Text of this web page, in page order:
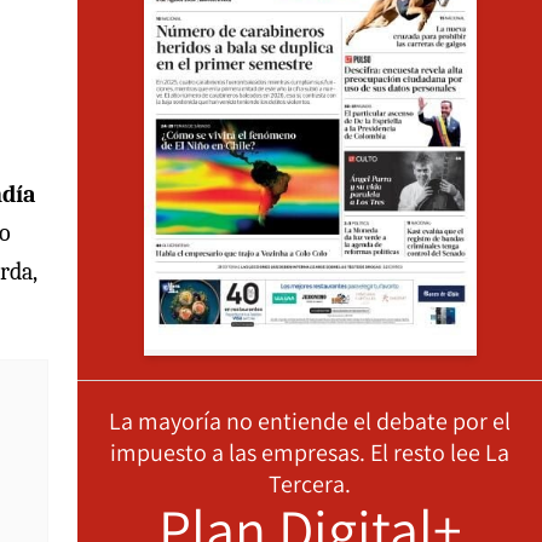
La mayoría no entiende el debate por el
impuesto a las empresas. El resto lee La
Tercera.